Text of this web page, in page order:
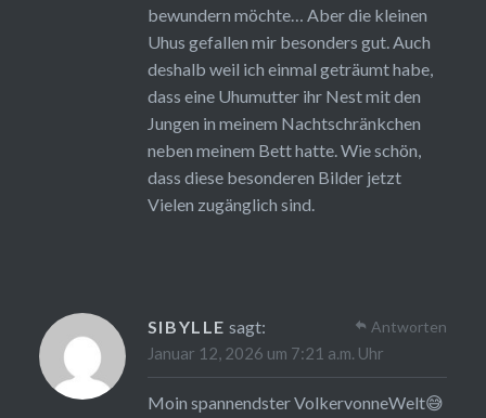
bewundern möchte… Aber die kleinen
Uhus gefallen mir besonders gut. Auch
deshalb weil ich einmal geträumt habe,
dass eine Uhumutter ihr Nest mit den
Jungen in meinem Nachtschränkchen
neben meinem Bett hatte. Wie schön,
dass diese besonderen Bilder jetzt
Vielen zugänglich sind.
SIBYLLE sagt:
Januar 12, 2026 um 7:21 a.m. Uhr
Moin spannendster VolkervonneWelt😅
Antworten